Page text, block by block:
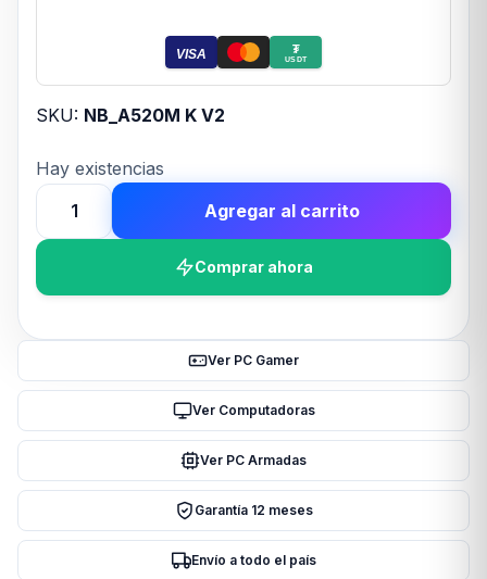
VISA ₮
USDT
SKU: NB_A520M K V2
Hay existencias
MOTHER
GIGABYTE
cantidad
Agregar al carrito
Comprar ahora
Ver PC Gamer
Ver Computadoras
Ver PC Armadas
Garantía 12 meses
Envío a todo el país